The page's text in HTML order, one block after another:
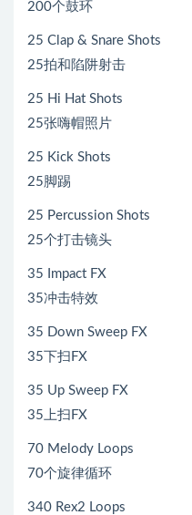
200个鼓环
25 Clap & Snare Shots
25拍和陷阱射击
25 Hi Hat Shots
25张嗨帽照片
25 Kick Shots
25脚踢
25 Percussion Shots
25个打击镜头
35 Impact FX
35冲击特效
35 Down Sweep FX
35下扫FX
35 Up Sweep FX
35上扫FX
70 Melody Loops
70个旋律循环
340 Rex2 Loops